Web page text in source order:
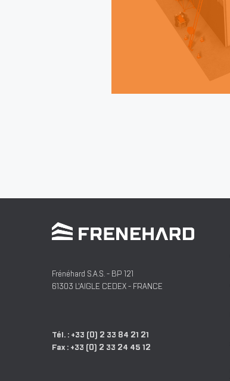
Frénéhard S.A.S.- BP 121
61303 L'AIGLE CEDEX - FRANCE
Tél. : +33 (0) 2 33 84 21 21
Fax : +33 (0) 2 33 24 45 12